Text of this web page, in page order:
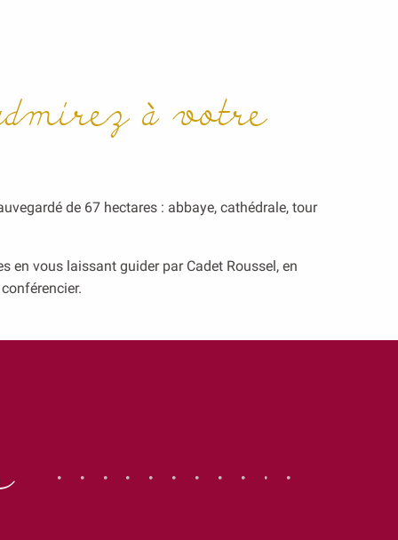
possède une
à votre
de 67 hectares : abbaye, cathédrale, tour
en vous laissant guider par Cadet Roussel, en